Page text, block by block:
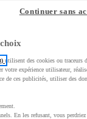
utilisent des cookies ou traceurs
expérience utilisateur,
de ces publicités, utiliser des
En les refusant, vous perdriez
Continuer sans